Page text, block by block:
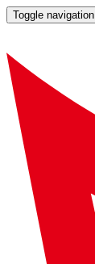
Toggle navigation